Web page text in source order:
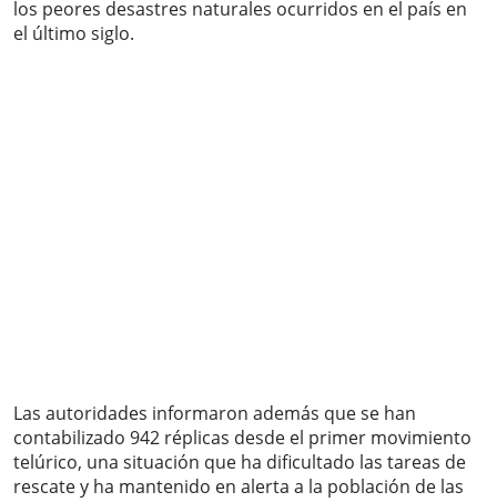
los peores desastres naturales ocurridos en el país en
el último siglo.
Las autoridades informaron además que se han
contabilizado 942 réplicas desde el primer movimiento
telúrico, una situación que ha dificultado las tareas de
rescate y ha mantenido en alerta a la población de las